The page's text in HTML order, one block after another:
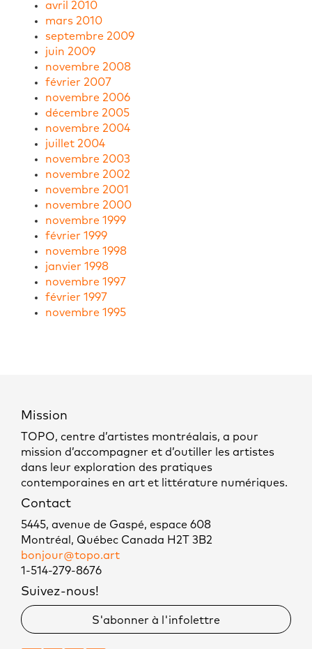
avril 2010
mars 2010
septembre 2009
juin 2009
novembre 2008
février 2007
novembre 2006
décembre 2005
novembre 2004
juillet 2004
novembre 2003
novembre 2002
novembre 2001
novembre 2000
novembre 1999
février 1999
novembre 1998
janvier 1998
novembre 1997
février 1997
novembre 1995
Mission
TOPO, centre d’artistes montréalais, a pour
mission d’accompagner et d’outiller les artistes
dans leur exploration des pratiques
contemporaines en art et littérature numériques.
Contact
5445, avenue de Gaspé, espace 608
Montréal, Québec Canada H2T 3B2
bonjour@topo.art
1-514-279-8676
Suivez-nous!
S'abonner à l'infolettre